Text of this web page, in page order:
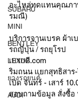
SUBARU
MINI
BENTLEY
LEXUS
ยางรถยนต์
AUDI
อะไหล่ทดแทนคุณภา
รมณี)
บริการจานเบรค ผ้าเ
รถญี่ปุ่น / รถยุโรป
เบรกดี.com
ริมถนน แยกสุทธิสาร
เปิด จันทร์ - เสาร์
สอบถามข้อมูล สั่งซื้อ